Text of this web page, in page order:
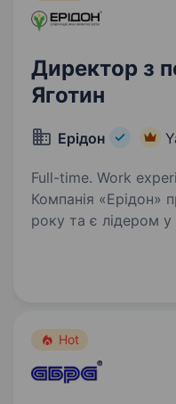
Директор з
Яготин
Ерідон
Full-time. Work
Компанія «Ерідон»
року та є лідером
підприємств
Hot